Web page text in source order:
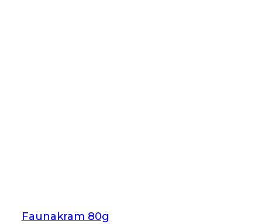
Faunakram 80g